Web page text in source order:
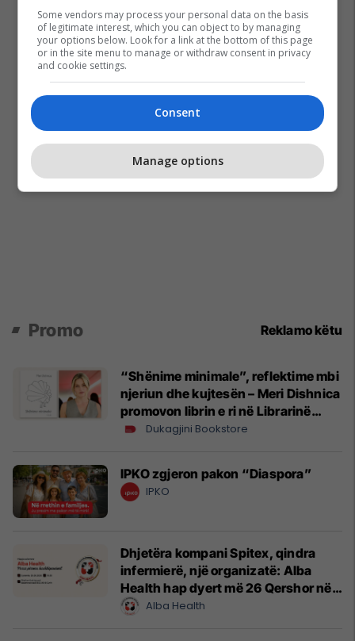
Promo Reklamo këtu
“Shënime minimale”, reflektime mbi
njeriun dhe kujtesën – Meri Dishnica
promovon librin e ri në Librarinë
Dukagjini
Dukagjini Bookstore
IPKO zgjeron pakon “Diaspora”
IPKO
Dhjetëra kompani Spitex, qindra
infermierë, një organizatë: Alba
Health hap dyert më 26 Qershor në
CyrihAlba Health
Some vendors may process your personal data on the basis
of legitimate interest, which you can object to by managing
your options below. Look for a link at the bottom of this page
or in the site menu to manage or withdraw consent in privacy
and cookie settings.
Consent
Manage options